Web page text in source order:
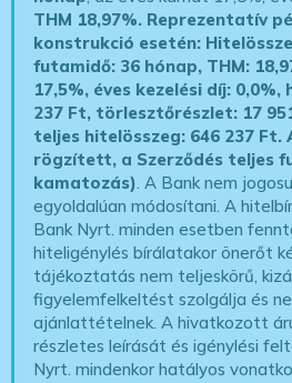
THM 18,97%. Reprezentatív
konstrukció esetén:
futamidő: 36 hónap, THM:
17,5%, éves kezelési díj:
237 Ft, törlesztőrészlet: 17
teljes hitelösszeg: 646 237 Ft.
rögzített, a Szerződés teljes
kamatozás) . A Bank nem
egyoldalúan módosítani. A
Bank Nyrt. minden esetben
hiteligénylés bírálatakor önerőt
tájékoztatás nem teljeskörű,
figyelemfelkeltést szolgálja és
ajánlattételnek. A hivatkozott
részletes leírását és igénylési
Nyrt. mindenkor hatályos